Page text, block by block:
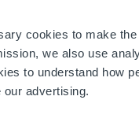
cookies to make the
we also use
to understand how
advertising.